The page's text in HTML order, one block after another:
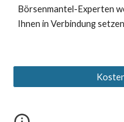
Börsenmantel-Experten
Ihnen in Verbindung